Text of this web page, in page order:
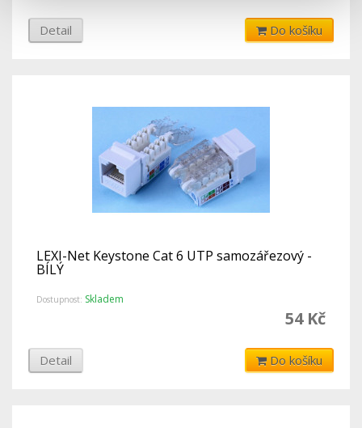
Detail Do košíku
LEXI-Net Keystone Cat 6 UTP samozářezový -
BÍLÝ
Dostupnost: Skladem
54 Kč
Detail Do košíku